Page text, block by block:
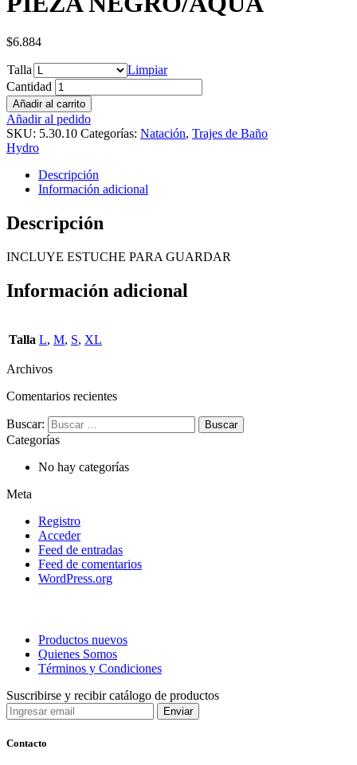
$6.884
Talla
Limpiar
Cantidad
Añadir al carrito
Añadir al pedido
SKU: 5.30.10 Categorías: Natación, Trajes de Baño
Hydro
Descripción
Información adicional
Descripción
INCLUYE ESTUCHE PARA GUARDAR
Información adicional
Talla L, M, S, XL
Archivos
Comentarios recientes
Buscar:
Categorías
No hay categorías
Meta
Registro
Acceder
Feed de entradas
Feed de comentarios
WordPress.org
Productos nuevos
Quienes Somos
Términos y Condiciones
Suscribirse y recibir catálogo de productos
Contacto